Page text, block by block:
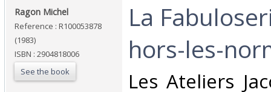
‎Ragon Michel‎
Reference : R100053878
(1983)
ISBN : 2904818006
See the book
‎La
hors-les-
‎Les Ateliers